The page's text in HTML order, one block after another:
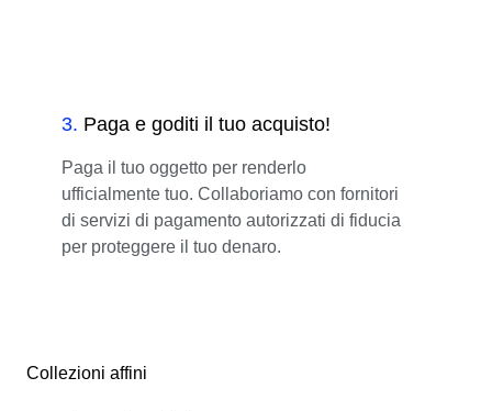
3. Paga e goditi il tuo acquisto!
Paga il tuo oggetto per renderlo
ufficialmente tuo. Collaboriamo con fornitori
di servizi di pagamento autorizzati di fiducia
per proteggere il tuo denaro.
Collezioni affini